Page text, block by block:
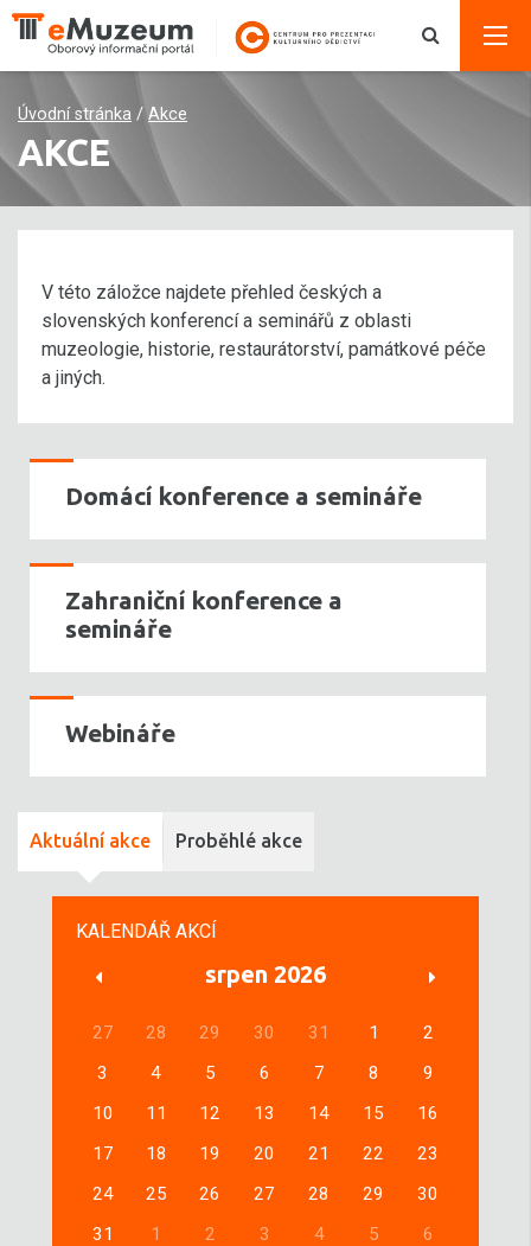
Úvodní stránka / Akce
AKCE
V této záložce najdete přehled českých a
slovenských konferencí a seminářů z oblasti
muzeologie, historie, restaurátorství, památkové péče
a jiných.
Domácí konference a semináře
Zahraniční konference a
semináře
Webináře
Aktuální akce Proběhlé akce
KALENDÁŘ AKCÍ
srpen 2026
27 28 29 30 31 1
2
3
4 5 6 7 8
9
10
11 12 13 14 15
16
17
18 19 20 21 22
23
24
25 26 27 28 29
30
31
1 2 3 4 5 6